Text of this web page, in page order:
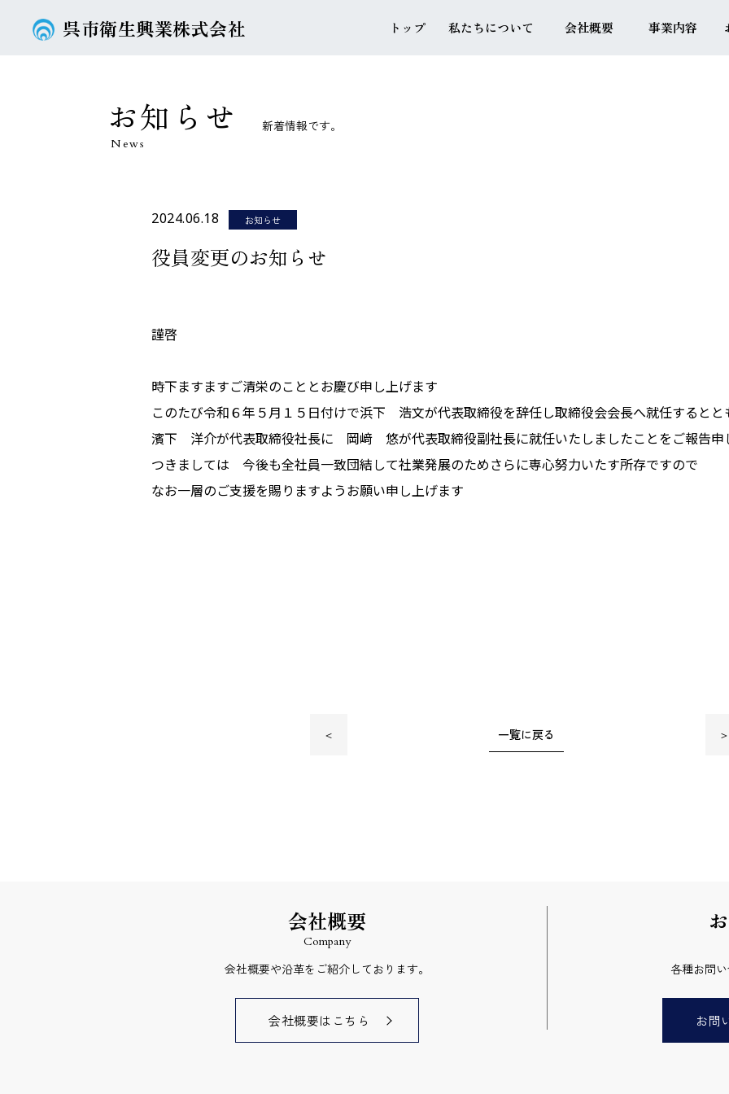
呉市衛生興業株式会社
トップ
私たちについて
会社概要
事業内容
お知らせ
News
新着情報です。
2024.06.18 お知らせ
役員変更のお知らせ
謹啓
時下ますますご清栄のこととお慶び申し上げます
このたび令和６年５月１５日付けで浜下 浩文が代表取締役を辞任し取締役会会長へ就任するとと
濱下 洋介が代表取締役社長に 岡﨑 悠が代表取締役副社長に就任いたしましたことをご報告申
つきましては 今後も全社員一致団結して社業発展のためさらに専心努力いたす所存ですので
なお一層のご支援を賜りますようお願い申し上げます
＜ 一覧に戻る ＞
会社概要
Company
会社概要や沿革をご紹介しております。
会社概要はこちら
各種お問
お問